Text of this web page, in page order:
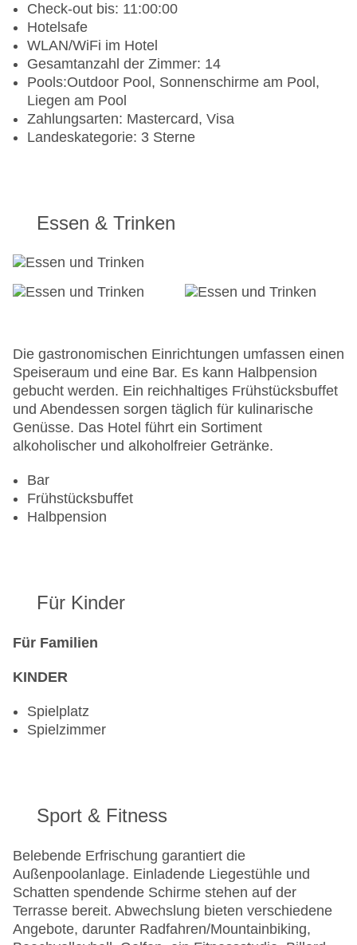
Check-out bis: 11:00:00
Hotelsafe
WLAN/WiFi im Hotel
Gesamtanzahl der Zimmer: 14
Pools:Outdoor Pool, Sonnenschirme am Pool,
Liegen am Pool
Zahlungsarten: Mastercard, Visa
Landeskategorie: 3 Sterne
Essen & Trinken
Die gastronomischen Einrichtungen umfassen einen
Speiseraum und eine Bar. Es kann Halbpension
gebucht werden. Ein reichhaltiges Frühstücksbuffet
und Abendessen sorgen täglich für kulinarische
Genüsse. Das Hotel führt ein Sortiment
alkoholischer und alkoholfreier Getränke.
Bar
Frühstücksbuffet
Halbpension
Für Kinder
Für Familien
KINDER
Spielplatz
Spielzimmer
Sport & Fitness
Belebende Erfrischung garantiert die
Außenpoolanlage. Einladende Liegestühle und
Schatten spendende Schirme stehen auf der
Terrasse bereit. Abwechslung bieten verschiedene
Angebote, darunter Radfahren/Mountainbiking,